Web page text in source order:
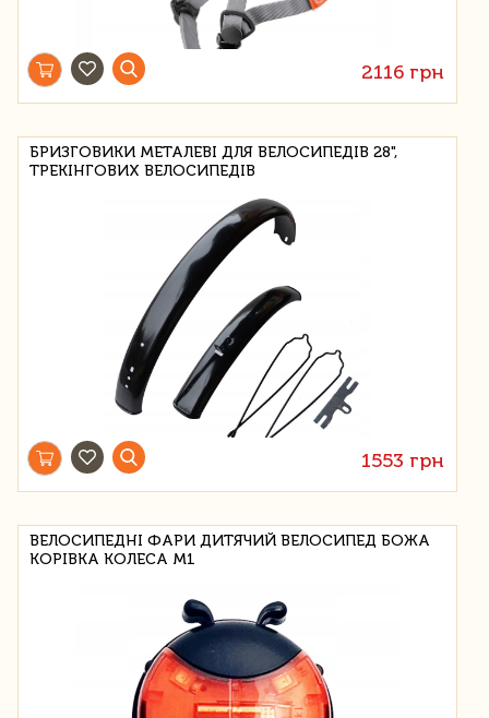
2116 грн
БРИЗГОВИКИ МЕТАЛЕВІ ДЛЯ ВЕЛОСИПЕДІВ 28",
ТРЕКІНГОВИХ ВЕЛОСИПЕДІВ
1553 грн
ВЕЛОСИПЕДНІ ФАРИ ДИТЯЧИЙ ВЕЛОСИПЕД БОЖА
КОРІВКА КОЛЕСА М1